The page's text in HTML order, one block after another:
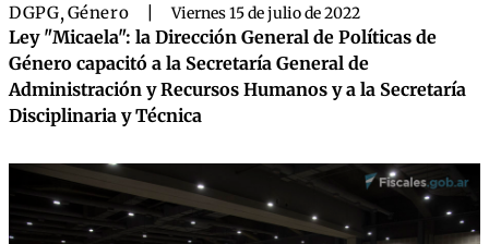
DGPG, Género Viernes 15 de julio de 2022
Ley "Micaela": la Dirección General de Políticas de
Género capacitó a la Secretaría General de
Administración y Recursos Humanos y a la Secretaría
Disciplinaria y Técnica